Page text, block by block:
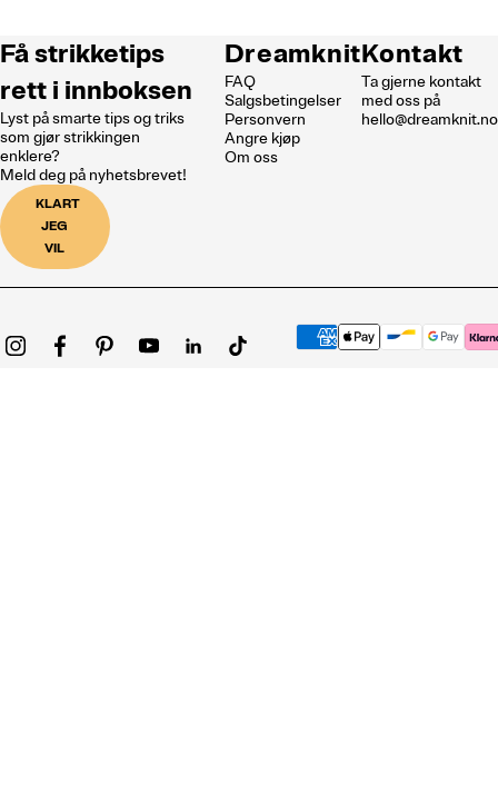
Få strikketips
rett i innboksen
Lyst på smarte tips og triks
som gjør strikkingen
enklere?
Meld deg på nyhetsbrevet!
KLART
JEG
VIL
Dreamknit
FAQ
Salgsbetingelser
Personvern
Angre kjøp
Om oss
Kontakt
Ta gjerne kontakt
med oss på
hello@dreamknit.no